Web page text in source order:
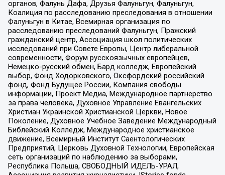
органов, Фалунь Дафа, Друзья Фалуньгун, Фалуньгун,
Коалиция по расследованию преследования в отношении
Фалуньгун в Китае, Всемирная организация по
расследованию преследований Фалуньгун, Пражский
гражданский центр, Ассоциация школ политических
исследований при Совете Европы, Центр либеральной
современности, Форум русскоязычных европейцев,
Немецко-русский обмен, Бард колледж, Европейский
выбор, Фонд Ходорковского, Оксфордский российский
фонд, Фонд Будущее России, Компания свободы
информации, Проект Медиа, Международное партнерство
за права человека, Духовное Управление Евангельских
Христиан Украинской Христианской Церкви, Новое
Поколение, Духовное Учебное Заведение Международный
Библейский Колледж, Международное христианское
движение, Всемирный Институт Саентологических
Предприятий, Церковь Духовной Технологии, Европейская
сеть организаций по наблюдению за выборами,
Республика Польша, СВОБОДНЫЙ ИДЕЛЬ-УРАЛ,